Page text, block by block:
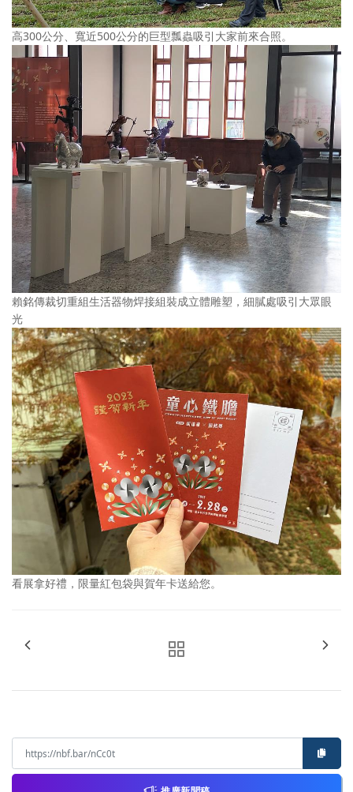
高300公分、寬近500公分的巨型瓢蟲吸引大家前來合照。
賴銘傳裁切重組生活器物焊接組裝成立體雕塑，細膩處吸引大眾眼
光
看展拿好禮，限量紅包袋與賀年卡送給您。